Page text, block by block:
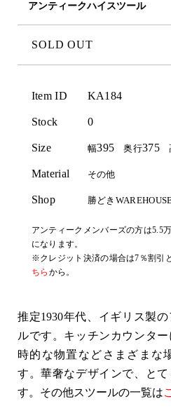
アンティークハイスツール
SOLD OUT
Item ID KA184
Stock 0
Size 幅395 奥行375
Material その他
Shop 勝どき
アンティークメンバーズの方は5.5
になります。
※クレジット決済の場合は7％割引
ちら から。
推定1930年代、イギリス製
ルです。キッチンカウンタ
時的な物置などさまざまな
す。華奢なデザインで、と
す。その他スツールの一覧は